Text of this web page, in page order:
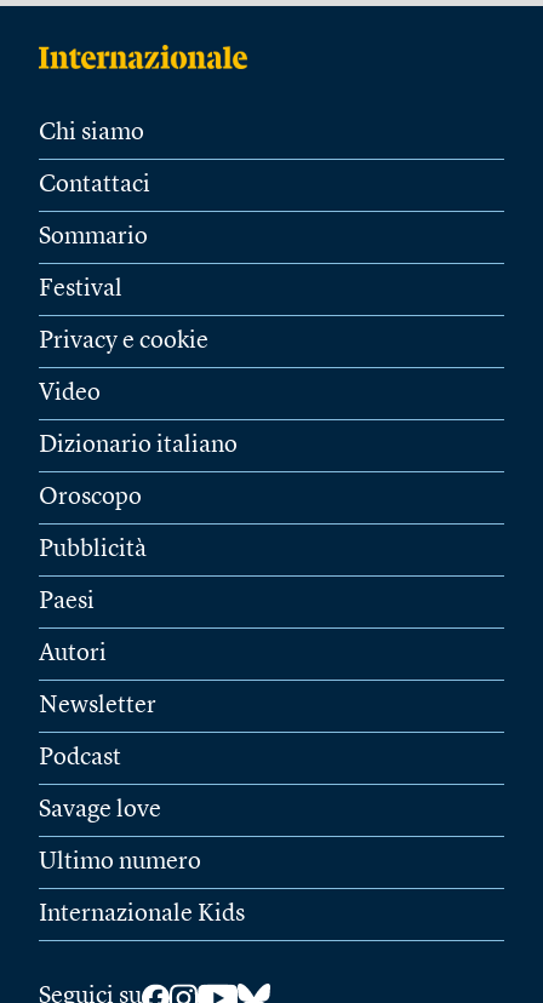
Chi siamo
Contattaci
Sommario
Festival
Privacy e cookie
Video
Dizionario italiano
Oroscopo
Pubblicità
Paesi
Autori
Newsletter
Podcast
Savage love
Ultimo numero
Internazionale Kids
Seguici su